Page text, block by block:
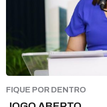
FIQUE POR DENTRO